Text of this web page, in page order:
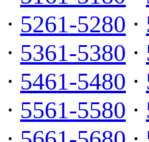
· 5261-5280 ·
· 5361-5380 ·
· 5461-5480 ·
· 5561-5580 ·